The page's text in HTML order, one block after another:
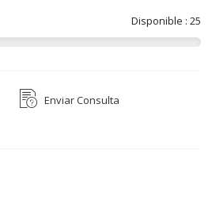
Disponible : 25
Enviar Consulta